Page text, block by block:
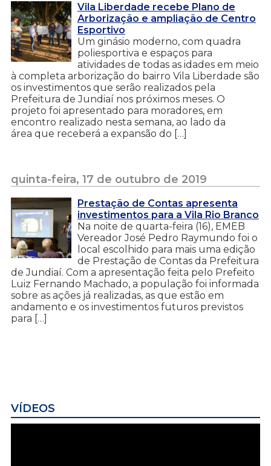
Vila Liberdade recebe Plano de
Arborização e ampliação de Centro
Esportivo
Um ginásio moderno, com quadra
poliesportiva e espaços para
atividades de todas as idades em meio
à completa arborização do bairro Vila Liberdade são
os investimentos que serão realizados pela
Prefeitura de Jundiaí nos próximos meses. O
projeto foi apresentado para moradores, em
encontro realizado nesta semana, ao lado da
área que receberá a expansão do […]
quinta-feira, 17 de outubro de 2019
Prestação de Contas apresenta
investimentos para a Vila Rio Branco
Na noite de quarta-feira (16), EMEB
Vereador José Pedro Raymundo foi o
local escolhido para mais uma edição
de Prestação de Contas da Prefeitura
de Jundiaí. Com a apresentação feita pelo Prefeito
Luiz Fernando Machado, a população foi informada
sobre as ações já realizadas, as que estão em
andamento e os investimentos futuros previstos
para […]
VÍDEOS